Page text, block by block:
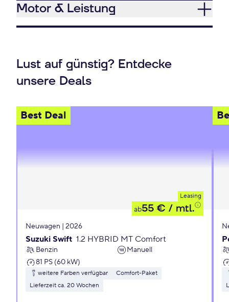
Motor & Leistung
Lust auf günstig? Entdecke
unsere Deals
Best Deal
Leasing
ab55 € / mtl.
Neuwagen | 2026
Suzuki Swift 1.2 HYBRID MT Comfort
Benzin
Manuell
81 PS (60 kW)
weitere Farben verfügbar
Comfort-Paket
Lieferzeit ca. 20 Wochen